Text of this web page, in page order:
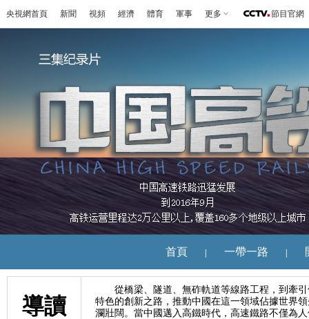
央視網首頁 新聞 視頻 經濟 體育 軍事 更多 節目官網
首頁 一帶一路
導讀
從橋梁、隧道、無砟軌道等線路工程，到牽引
特色的創新之路，推動中國在這一領域佔據世界
瀾壯闊。當中國邁入高鐵時代，高速鐵路不僅為